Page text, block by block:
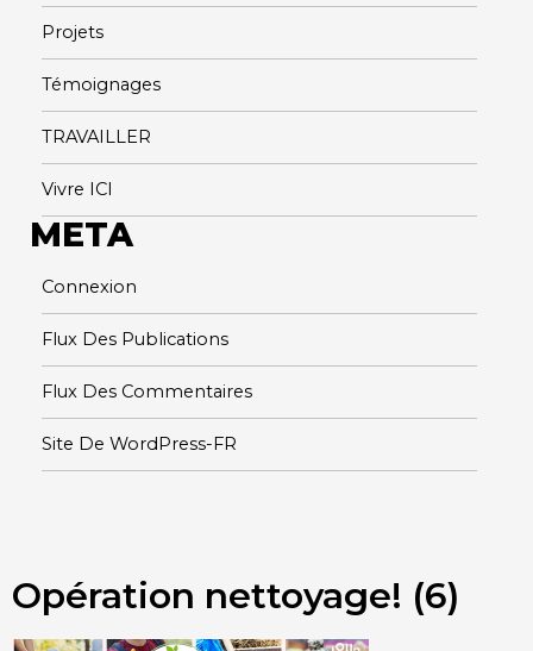
Projets
Témoignages
TRAVAILLER
Vivre ICI
META
Connexion
Flux Des Publications
Flux Des Commentaires
Site De WordPress-FR
Opération nettoyage! (6)